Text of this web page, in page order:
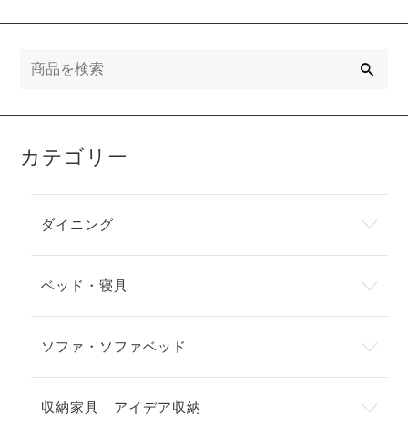
カテゴリー
ダイニング
ベッド・寝具
ソファ・ソファベッド
収納家具 アイデア収納